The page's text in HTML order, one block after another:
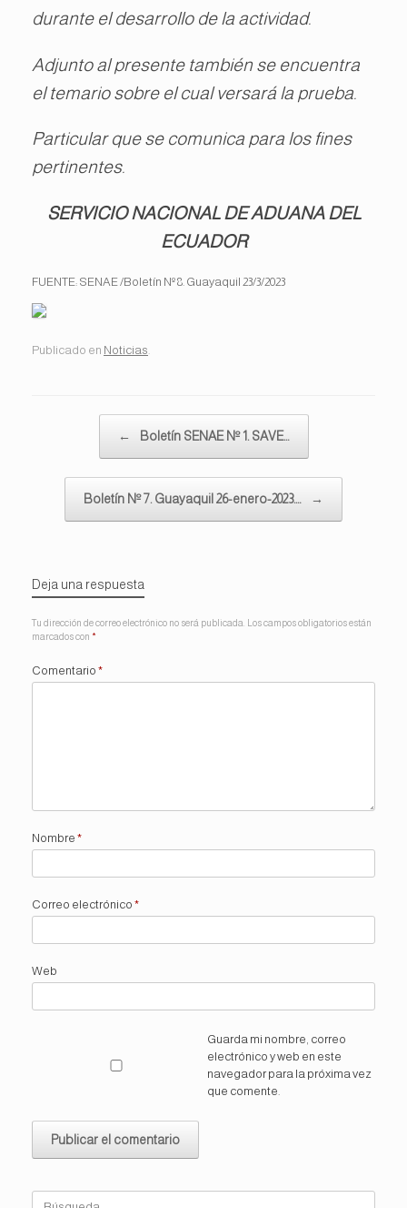
durante el desarrollo de la actividad.
Adjunto al presente también se encuentra
el temario sobre el cual versará la prueba.
Particular que se comunica para los fines
pertinentes.
SERVICIO NACIONAL DE ADUANA DEL
ECUADOR
FUENTE: SENAE /Boletín Nº 8. Guayaquil 23/3/2023
Publicado en Noticias
← Boletín SENAE Nº 1. SAVE…
Boletín Nº 7. Guayaquil 26-enero-2023.… →
Deja una respuesta
Tu dirección de correo electrónico no será publicada.
Los campos obligatorios están
marcados con *
Comentario *
Nombre *
Correo electrónico *
Web
Guarda mi nombre, correo
electrónico y web en este
navegador para la próxima vez
que comente.